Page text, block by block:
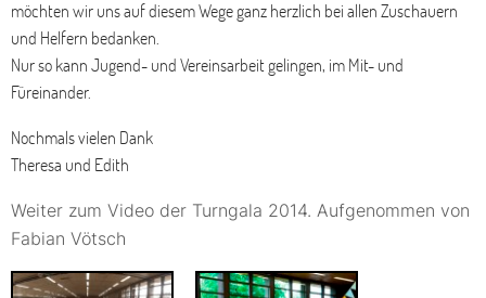
möchten wir uns auf diesem Wege ganz herzlich bei allen Zuschauern
und Helfern bedanken.
Nur so kann Jugend- und Vereinsarbeit gelingen, im Mit- und
Füreinander.
Nochmals vielen Dank
Theresa und Edith
Weiter zum Video der Turngala 2014. Aufgenommen von
Fabian Vötsch